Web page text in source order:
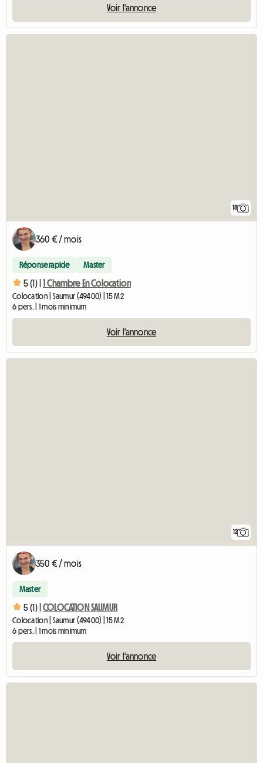
Voir l'annonce
18
360 € / mois
Réponse rapide Master
5 (1) | 1 Chambre En Colocation
Colocation | Saumur (49400) | 15 M2
6 pers. | 1 mois minimum
Voir l'annonce
12
350 € / mois
Master
5 (1) | COLOCATION SAUMUR
Colocation | Saumur (49400) | 15 M2
6 pers. | 1 mois minimum
Voir l'annonce